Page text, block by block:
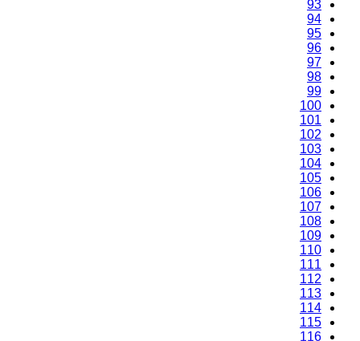
93
94
95
96
97
98
99
100
101
102
103
104
105
106
107
108
109
110
111
112
113
114
115
116